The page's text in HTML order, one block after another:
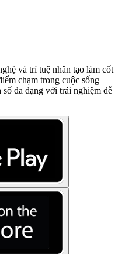
và trí tuệ nhân tạo làm cốt
chạm trong cuộc sống
đa dạng với trải nghiệm dễ